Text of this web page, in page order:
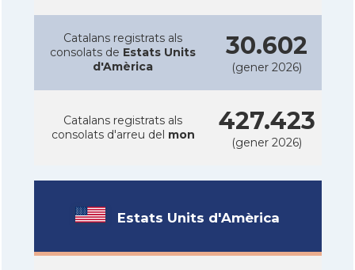
Catalans registrats als
consolats de Estats Units
d'Amèrica
30.602
(gener 2026)
Catalans registrats als
consolats d'arreu del mon 427.423
(gener 2026)
Estats Units d'Amèrica